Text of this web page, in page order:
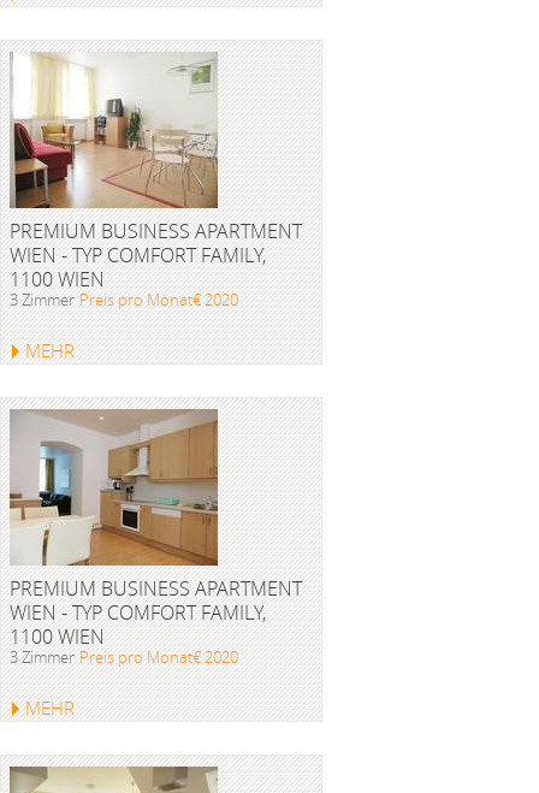
PREMIUM BUSINESS APARTMENT
WIEN - TYP COMFORT FAMILY,
1100 WIEN
3 Zimmer Preis pro Monat€ 2020
MEHR
PREMIUM BUSINESS APARTMENT
WIEN - TYP COMFORT FAMILY,
1100 WIEN
3 Zimmer Preis pro Monat€ 2020
MEHR